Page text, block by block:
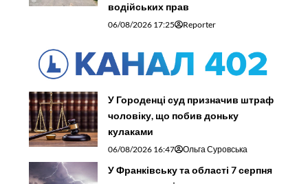
водійських прав
06/08/2026 17:25 Reporter
У Городенці суд призначив штраф
чоловіку, що побив доньку
кулаками
06/08/2026 16:47 Ольга Суровська
У Франківську та області 7 серпня